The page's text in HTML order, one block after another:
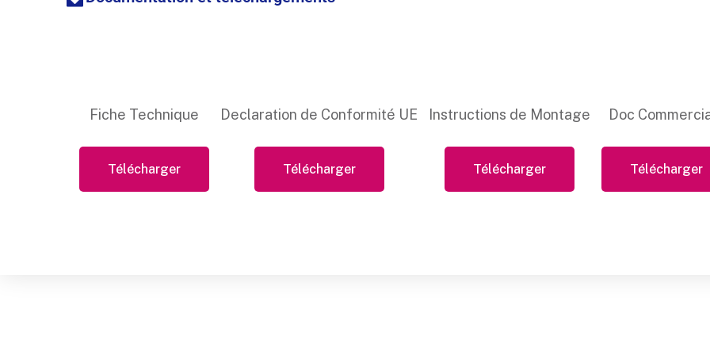
Fiche Technique
Télécharger
Declaration de Conformité UE
Télécharger
Instructions de Montage
Télécharger
Doc
Télécharger